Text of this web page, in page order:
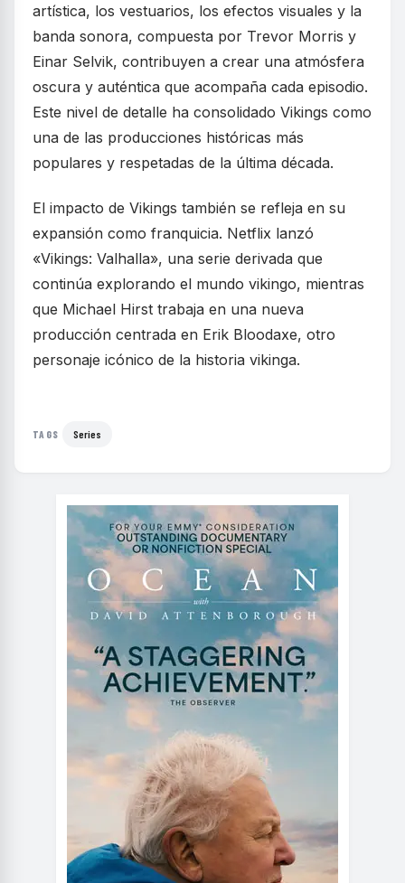
artística, los vestuarios, los efectos visuales y la
banda sonora, compuesta por Trevor Morris y
Einar Selvik, contribuyen a crear una atmósfera
oscura y auténtica que acompaña cada episodio.
Este nivel de detalle ha consolidado Vikings como
una de las producciones históricas más
populares y respetadas de la última década.
El impacto de Vikings también se refleja en su
expansión como franquicia. Netflix lanzó
«Vikings: Valhalla», una serie derivada que
continúa explorando el mundo vikingo, mientras
que Michael Hirst trabaja en una nueva
producción centrada en Erik Bloodaxe, otro
personaje icónico de la historia vikinga.
TAGS Series